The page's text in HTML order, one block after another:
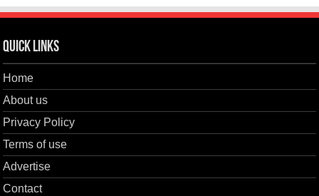
Quick Links
Home
About us
Privacy Policy
Terms of use
Advertise
Contact